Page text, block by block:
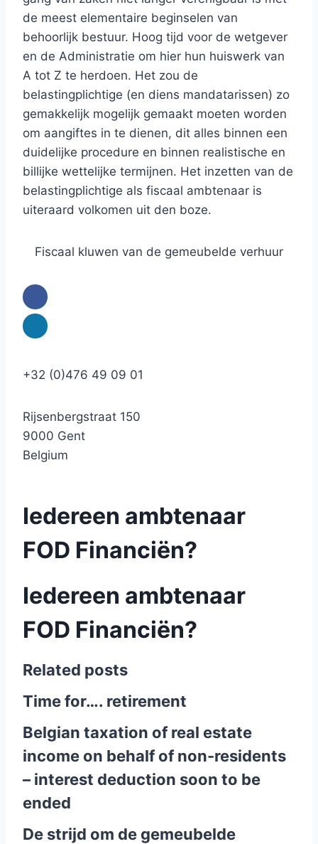
de meest elementaire beginselen van
behoorlijk bestuur. Hoog tijd voor de wetgever
en de Administratie om hier hun huiswerk van
A tot Z te herdoen. Het zou de
belastingplichtige (en diens mandatarissen) zo
gemakkelijk mogelijk gemaakt moeten worden
om aangiftes in te dienen, dit alles binnen een
duidelijke procedure en binnen realistische en
billijke wettelijke termijnen. Het inzetten van de
belastingplichtige als fiscaal ambtenaar is
uiteraard volkomen uit den boze.
Fiscaal kluwen van de gemeubelde verhuur
+32 (0)476 49 09 01
Rijsenbergstraat 150
9000 Gent
Belgium
Iedereen ambtenaar
FOD Financiën?
Iedereen ambtenaar
FOD Financiën?
Related posts
Time for…. retirement
Belgian taxation of real estate
income on behalf of non-residents
– interest deduction soon to be
ended
De strijd om de gemeubelde